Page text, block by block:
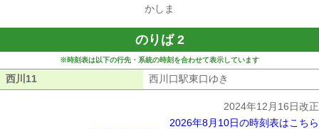
かしま
のりば 2
※時刻表は以下の行先・系統の時刻を合わせて表示しています
西川11 西川口駅東口ゆき
2024年12月16日改正
2026年8月10日の時刻表はこちら